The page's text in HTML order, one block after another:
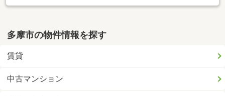
多摩市の物件情報を探す
賃貸
中古マンション